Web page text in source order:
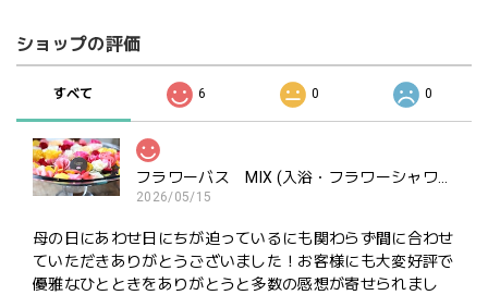
ショップの評価
すべて 6 0 0
2026/05/15
母の日にあわせ日にちが迫っているにも関わらず間に合わせ
ていただきありがとうございました！お客様にも大変好評で
優雅なひとときをありがとうと多数の感想が寄せられまし